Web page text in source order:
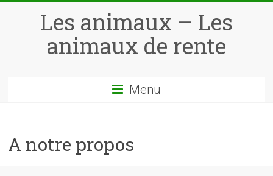
Les animaux – Les
animaux de rente
Menu
A notre propos